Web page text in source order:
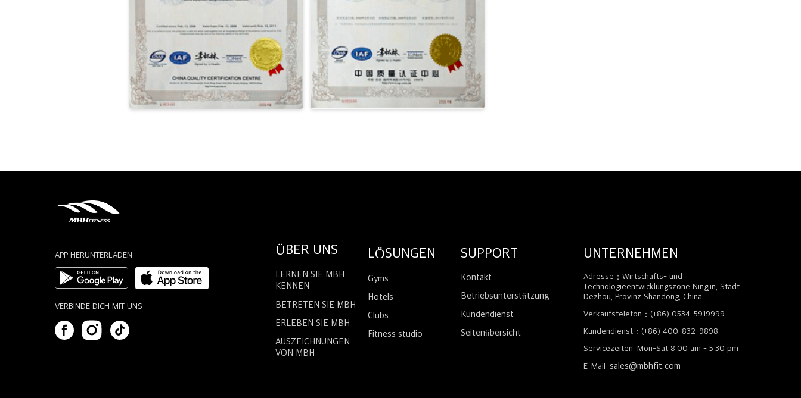
APP HERUNTERLADEN
VERBINDE DICH MIT UNS
ÜBER UNS
LERNEN SIE MBH
KENNEN
BETRETEN SIE MBH
ERLEBEN SIE MBH
AUSZEICHNUNGEN
VON MBH
LÖSUNGEN
Gyms
Hotels
Clubs
Fitness studio
SUPPORT
Kontakt
Betriebsunterstützung
Kundendienst
Seitenübersicht
UNTERNEHMEN
Adresse：Wirtschafts- und
Technologieentwicklungszone Ningjin, Stadt
Dezhou, Provinz Shandong, China
Verkaufstelefon：(+86) 0534-5919999
Kundendienst：(+86) 400-832-9898
Servicezeiten: Mon-Sat 8:00 am - 5:30 pm
E-Mail: sales@mbhfit.com